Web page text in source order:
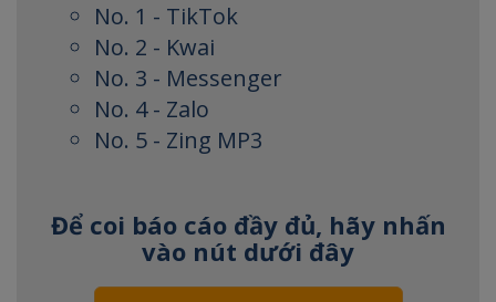
No. 1 - TikTok
No. 2 - Kwai
No. 3 - Messenger
No. 4 - Zalo
No. 5 - Zing MP3
Để coi báo cáo đầy đủ, hãy nhấn
vào nút dưới đây